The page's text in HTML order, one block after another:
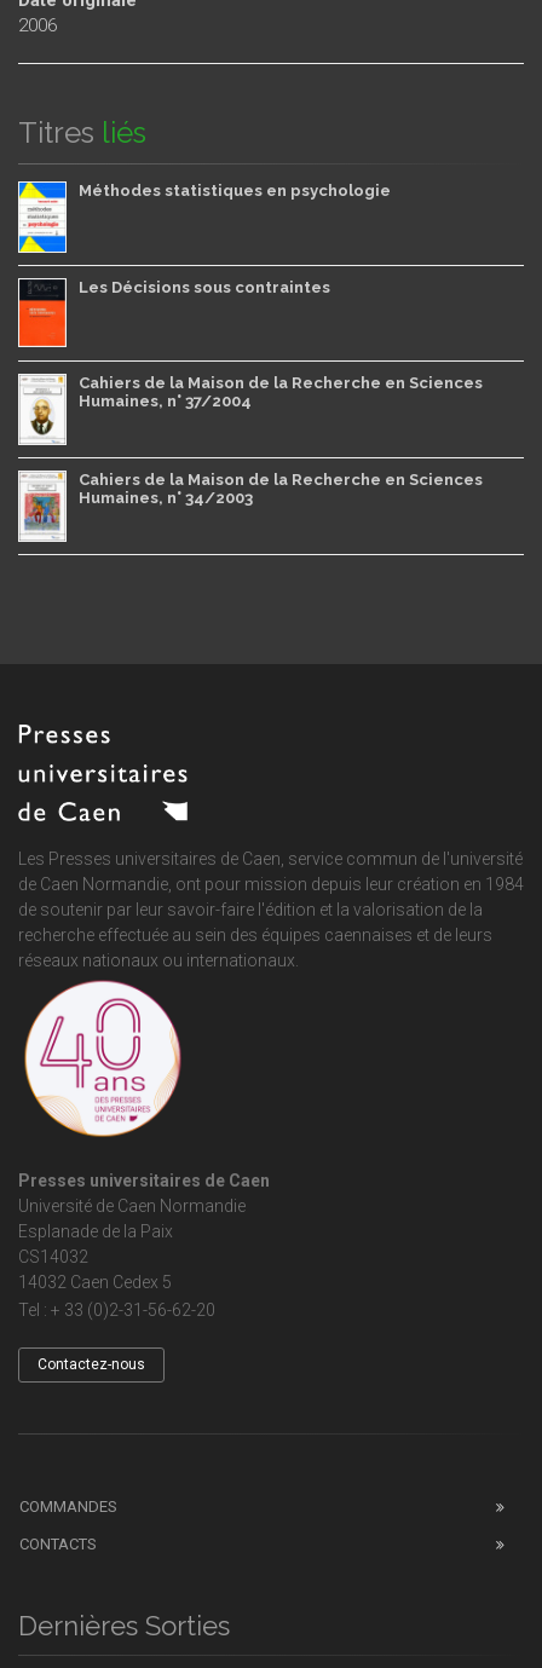
2006
Titres liés
Méthodes statistiques en psychologie
Les Décisions sous contraintes
Cahiers de la Maison de la Recherche en Sciences
Humaines, n° 37/2004
Cahiers de la Maison de la Recherche en Sciences
Humaines, n° 34/2003
Les Presses universitaires de Caen, service commun de l'université
de Caen Normandie , ont pour mission depuis leur création en 1984
de soutenir par leur savoir-faire l'édition et la valorisation de la
recherche effectuée au sein des équipes caennaises et de leurs
réseaux nationaux ou internationaux.
Presses universitaires de Caen
Université de Caen Normandie
Esplanade de la Paix
CS14032
14032 Caen Cedex 5
Tel : + 33 (0)2-31-56-62-20
Contactez-nous
COMMANDES
CONTACTS
Dernières Sorties